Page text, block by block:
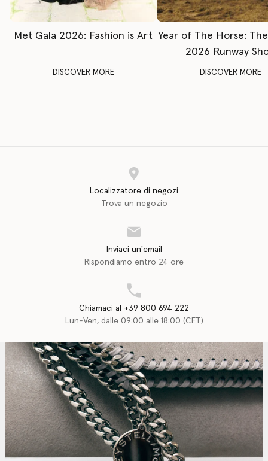
Met Gala 2026: Fashion is Art
DISCOVER MORE
Year of The Horse:
2026 Runway
DISCOVER MORE
Localizzatore di negozi
Trova un negozio
Inviaci un'email
Rispondiamo entro 24 ore
Chiamaci al +39 800 694 222
Lun-Ven, dalle 09:00 alle 18:00 (CET)